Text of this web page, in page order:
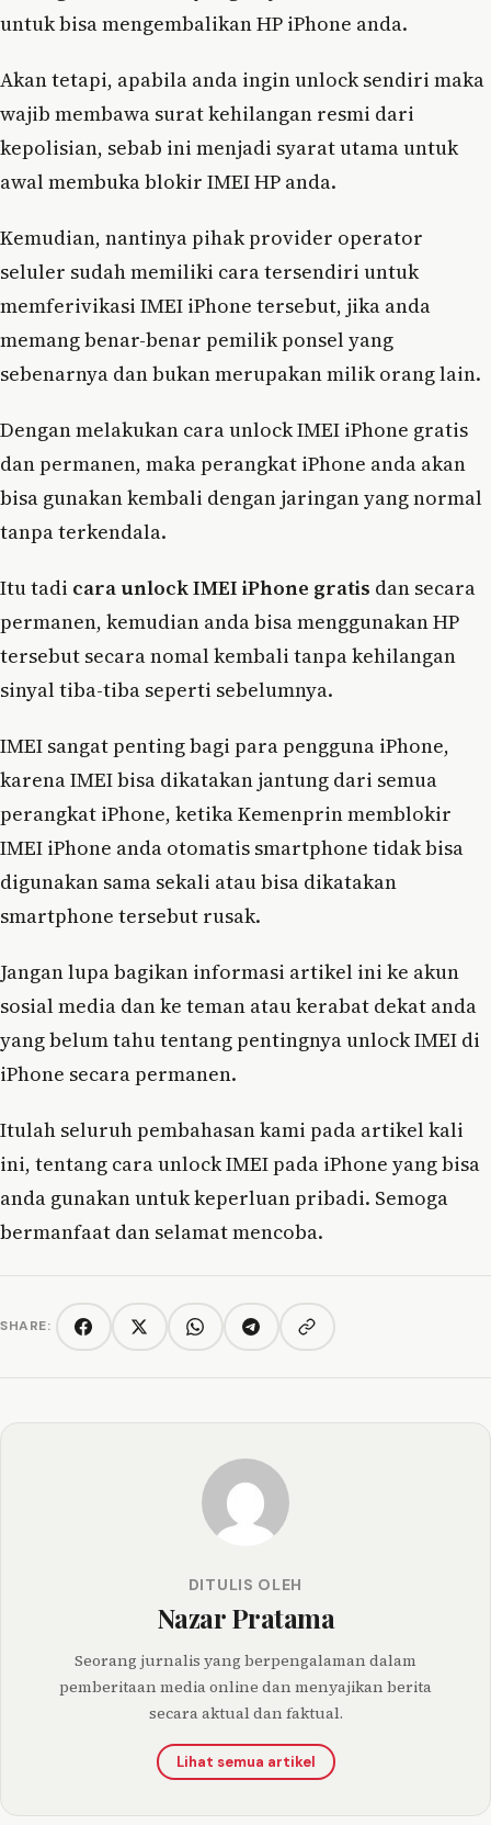
untuk bisa mengembalikan HP iPhone anda.
Akan tetapi, apabila anda ingin unlock sendiri maka
wajib membawa surat kehilangan resmi dari
kepolisian, sebab ini menjadi syarat utama untuk
awal membuka blokir IMEI HP anda.
Kemudian, nantinya pihak provider operator
seluler sudah memiliki cara tersendiri untuk
memferivikasi IMEI iPhone tersebut, jika anda
memang benar-benar pemilik ponsel yang
sebenarnya dan bukan merupakan milik orang lain.
Dengan melakukan cara unlock IMEI iPhone gratis
dan permanen, maka perangkat iPhone anda akan
bisa gunakan kembali dengan jaringan yang normal
tanpa terkendala.
Itu tadi cara unlock IMEI iPhone gratis dan secara
permanen, kemudian anda bisa menggunakan HP
tersebut secara nomal kembali tanpa kehilangan
sinyal tiba-tiba seperti sebelumnya.
IMEI sangat penting bagi para pengguna iPhone,
karena IMEI bisa dikatakan jantung dari semua
perangkat iPhone, ketika Kemenprin memblokir
IMEI iPhone anda otomatis smartphone tidak bisa
digunakan sama sekali atau bisa dikatakan
smartphone tersebut rusak.
Jangan lupa bagikan informasi artikel ini ke akun
sosial media dan ke teman atau kerabat dekat anda
yang belum tahu tentang pentingnya unlock IMEI di
iPhone secara permanen.
Itulah seluruh pembahasan kami pada artikel kali
ini, tentang cara unlock IMEI pada iPhone yang bisa
anda gunakan untuk keperluan pribadi. Semoga
bermanfaat dan selamat mencoba.
SHARE: FacebookTwitter/XWhatsAppTelegramCopy link
DITULIS OLEH
Nazar Pratama
Seorang jurnalis yang berpengalaman dalam
pemberitaan media online dan menyajikan berita
secara aktual dan faktual.
Lihat semua artikel